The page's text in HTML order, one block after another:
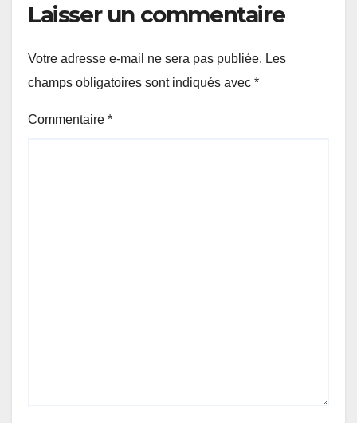
Laisser un commentaire
Votre adresse e-mail ne sera pas publiée. Les
champs obligatoires sont indiqués avec *
Commentaire *